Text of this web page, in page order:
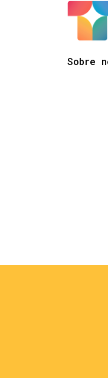
Ir para a navegação
Sobre